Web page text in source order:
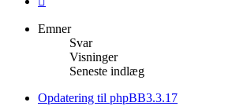
Emner
Svar
Visninger
Seneste indlæg
Opdatering til phpBB3.3.17